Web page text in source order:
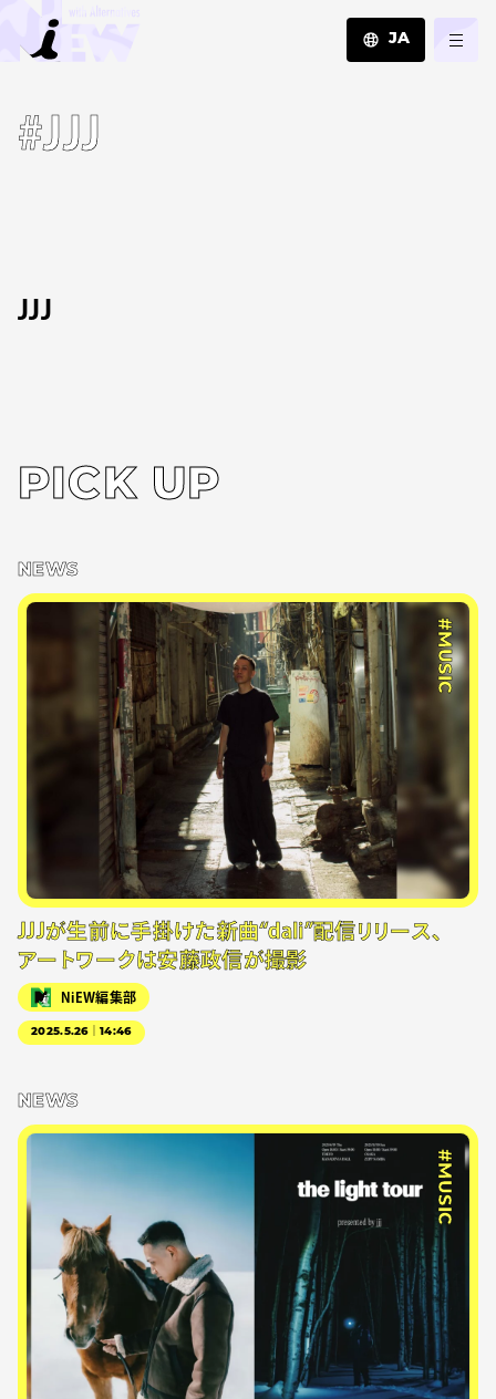
JA
#JJJ
JJJ
PICK UP
NEWS
#MUSIC
JJJが生前に手掛けた新曲“dali”配信リリース、
アートワークは安藤政信が撮影
NiEW編集部
2025.5.26｜14:46
NEWS
#MUSIC